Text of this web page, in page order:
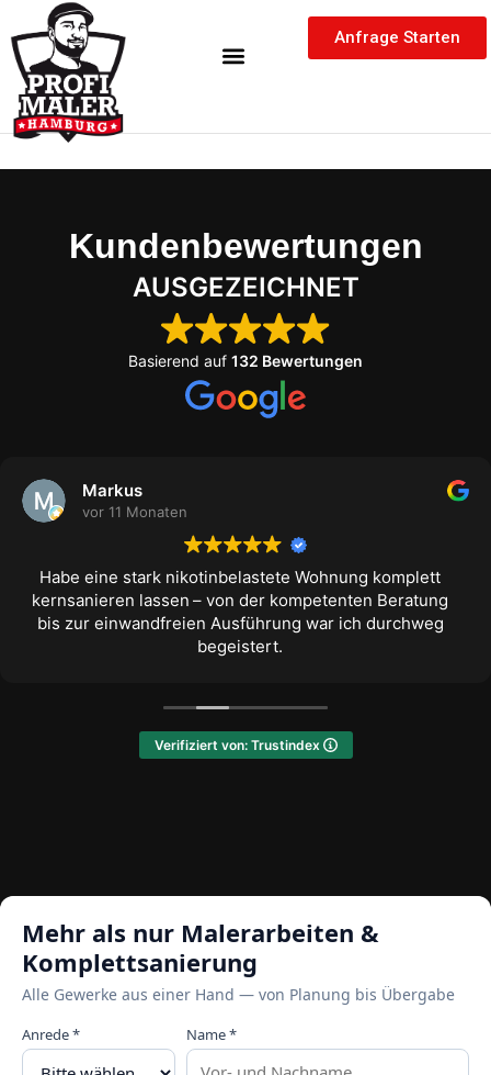
springen
Inhalt
springen
Anfrage Starten
Kundenbewertungen
AUSGEZEICHNET
Basierend auf 132 Bewertungen
Markus
vor 11 Monaten
Habe eine stark nikotinbelastete Wohnung komplett
kernsanieren lassen – von der kompetenten Beratung
bis zur einwandfreien Ausführung war ich durchweg
begeistert.
Verifiziert von: Trustindex